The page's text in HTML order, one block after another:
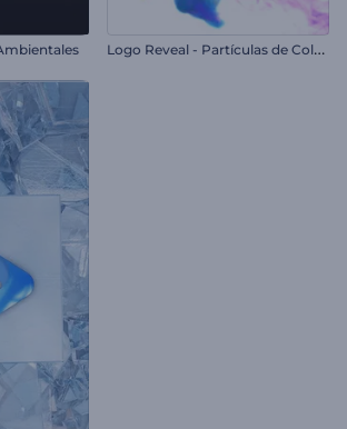
L
ogo Reveal - Partículas de Colores